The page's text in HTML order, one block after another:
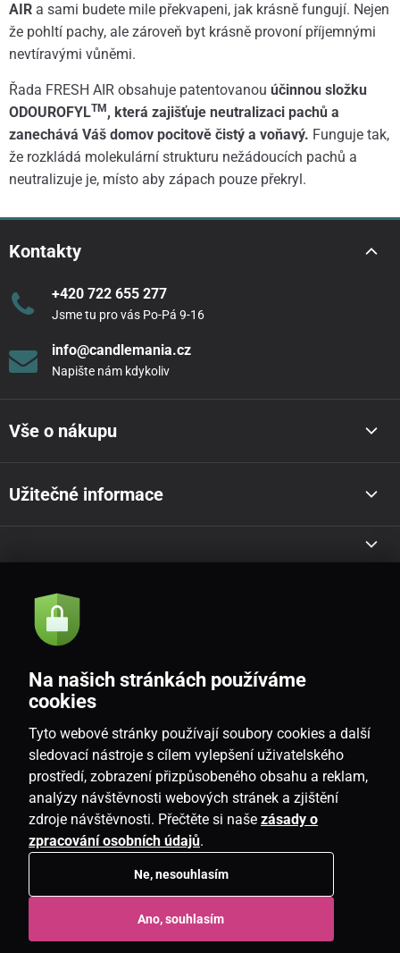
AIR a sami budete mile překvapeni, jak krásně fungují. Nejen
že pohltí pachy, ale zároveň byt krásně provoní příjemnými
nevtíravými vůněmi.
Řada FRESH AIR obsahuje patentovanou účinnou složku
ODOUROFYLTM , která zajišťuje neutralizaci pachů a
zanechává Váš domov pocitově čistý a voňavý. Funguje tak,
že rozkládá molekulární strukturu nežádoucích pachů a
neutralizuje je, místo aby zápach pouze překryl.
Kontakty
+420 722 655 277
Jsme tu pro vás Po-Pá 9-16
info@candlemania.cz
Napište nám kdykoliv
Vše o nákupu
Užitečné informace
Akce a novinky e-mailem
Souhlasím sezásadami zpracování osobních údajů
CZ
www.candlemania.cz
Na našich stránkách používáme
cookies
Tyto webové stránky používají soubory cookies a další
sledovací nástroje s cílem vylepšení uživatelského
prostředí, zobrazení přizpůsobeného obsahu a reklam,
analýzy návštěvnosti webových stránek a zjištění
zdroje návštěvnosti. Přečtěte si naše zásady o
zpracování osobních údajů.
Ne, nesouhlasím
Ano, souhlasím